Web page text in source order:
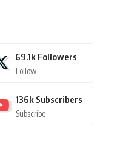
69.1k Followers
Follow
136k Subscribers
Subscribe